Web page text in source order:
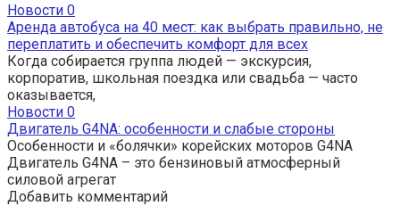
Новости 0
Аренда автобуса на 40 мест: как выбрать правильно, не
переплатить и обеспечить комфорт для всех
Когда собирается группа людей — экскурсия,
корпоратив, школьная поездка или свадьба — часто
оказывается,
Новости 0
Двигатель G4NA: особенности и слабые стороны
Особенности и «болячки» корейских моторов G4NA
Двигатель G4NA – это бензиновый атмосферный
силовой агрегат
Добавить комментарий